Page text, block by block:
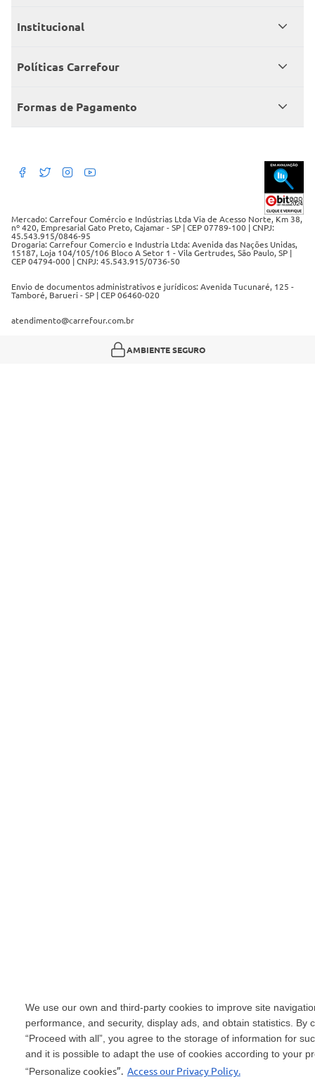
We use our own and third-party cookies to improve site
performance, and security, display ads, and obtain statistics. By
“Proceed with all”, you agree to the storage of information for
and it is possible to adapt the use of cookies according to your
“Personalize cookies”. Access our Privacy Policy.
Meus pedidos
Consumidor.gov
Institucional
Grupo Carrefour Brasil
Produtos Carrefour
Políticas Carrefour
Políticas de entregas
Políticas de trocas e devoluções
Formas de Pagamento
Débito Bancário
Mercado: Carrefour Comércio e Indústrias Ltda Via de Acesso Norte, Km 38,
nº 420, Empresarial Gato Preto, Cajamar - SP | CEP 07789-100 | CNPJ:
45.543.915/0846-95
Drogaria: Carrefour Comercio e Industria Ltda: Avenida das Nações Unidas,
15187, Loja 104/105/106 Bloco A Setor 1 - Vila Gertrudes, São Paulo, SP |
CEP 04794-000 | CNPJ: 45.543.915/0736-50
Envio de documentos administrativos e jurídicos: Avenida Tucunaré, 125 -
Tamboré, Barueri - SP | CEP 06460-020
atendimento@carrefour.com.br
AMBIENTE SEGURO